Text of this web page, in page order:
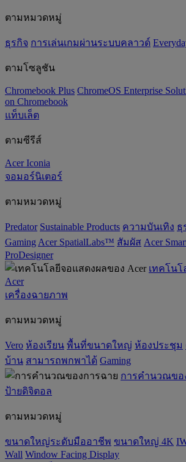
ตามหมวดหมู่
ธุรกิจ การเล่นเกมผ่านระบบคลาวด์
ตามโซลูชัน
Chromebook Plus ChromeOS Enterprise
on Chromebook
แท็บเล็ต
ตามซีรีส์
Acer Iconia
จอมอร์นิเตอร์
ตามหมวดหมู่
Predator ‌Sustainable Products ความบันเทิง ธุ
Gaming Acer SpatialLabs™ สัมผัส Acer
ProDesigner
เทคโน
Acer
เครื่องฉายภาพ
ตามหมวดหมู่
Vero ห้องเรียน พื้นที่ขนาดใหญ่ ห้องประชุม
บ้าน สามารถพกพาได้ Gaming
การคำนวณขอ
ป้ายดิจิตอล
ตามหมวดหมู่
ขนาดใหญ่ระดับมืออาชีพ ขนาดใหญ่ 4K
Wall Window Facing Display